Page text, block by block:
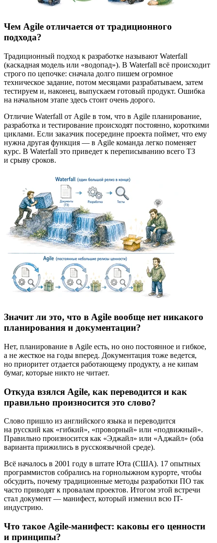
Чем Agile отличается от традиционного
подхода?
Традиционный подход к разработке называют Waterfall
(каскадная модель или «водопад»). В Waterfall всё происходит
строго по цепочке: сначала долго пишем огромное
техническое задание, потом месяцами разрабатываем, затем
тестируем и, наконец, выпускаем готовый продукт. Ошибка
на начальном этапе здесь стоит очень дорого.
Отличие Waterfall от Agile в том, что в Agile планирование,
разработка и тестирование происходят постоянно, короткими
циклами. Если заказчик посередине проекта поймет, что ему
нужна другая функция — в Agile команда легко поменяет
курс. В Waterfall это приведет к переписыванию всего ТЗ
и срыву сроков.
Значит ли это, что в Agile вообще нет никакого
планирования и документации?
Нет, планирование в Agile есть, но оно постоянное и гибкое,
а не жесткое на годы вперед. Документация тоже ведется,
но приоритет отдается работающему продукту, а не кипам
бумаг, которые никто не читает.
Откуда взялся Agile, как переводится и как
правильно произносится это слово?
Слово пришло из английского языка и переводится
на русский как «гибкий», «проворный» или «подвижный».
Правильно произносится как «Эджайл» или «Аджайл» (оба
варианта прижились в русскоязычной среде).
Всё началось в 2001 году в штате Юта (США). 17 опытных
программистов собрались на горнолыжном курорте, чтобы
обсудить, почему традиционные методы разработки ПО так
часто приводят к провалам проектов. Итогом этой встречи
стал документ — манифест, который изменил всю IT-
индустрию.
Что такое Agile-манифест: каковы его ценности
и принципы?